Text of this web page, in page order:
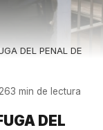
DEL PENAL DE
3 min de lectura
DEL